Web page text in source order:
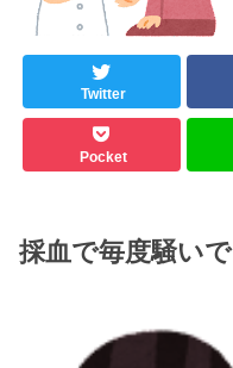
Twitter
Pocket
採血で毎度騒い